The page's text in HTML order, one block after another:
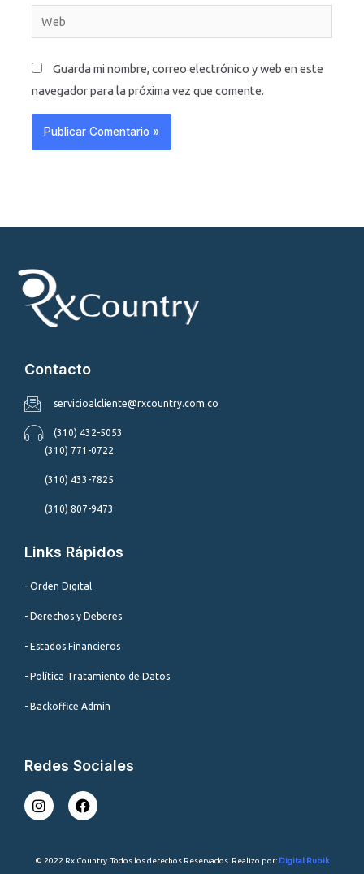
Web
Guarda mi nombre, correo electrónico y web en este
navegador para la próxima vez que comente.
Contacto
servicioalcliente@rxcountry.com.co
(310) 432-5053
(310) 771-0722
(310) 433-7825
(310) 807-9473
Links Rápidos
- Orden Digital
- Derechos y Deberes
- Estados Financieros
- Política Tratamiento de Datos
- Backoffice Admin
Redes Sociales
I
n
a
F
a
b
© 2022 Rx Country. Todos los derechos Reservados. Realizo por: Digital Rubik